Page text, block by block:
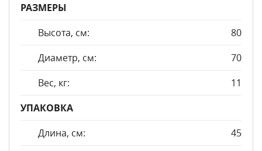
РАЗМЕРЫ
Высота, см:
80
Диаметр, см:
70
Вес, кг:
11
УПАКОВКА
Длина, см:
45